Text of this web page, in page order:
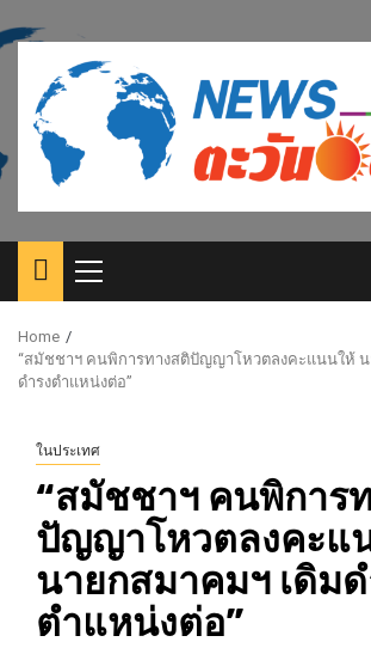
to
content
Primary
Menu
Home
“สมัชชาฯ คนพิการทางสติปัญญาโหวตลงคะแนนให้
ดำรงตำแหน่งต่อ”
ในประเทศ
“สมัชชาฯ คนพิการ
ปัญญาโหวตลงคะแ
นายกสมาคมฯ เดิมด
ตำแหน่งต่อ”